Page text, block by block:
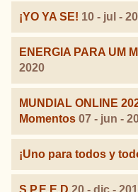
¡YO YA SE! 10 - jul -
ENERGIA PARA UM
2020
MUNDIAL ONLINE
Momentos 07 - jun -
¡Uno para todos y
S.P.E.E.D 20 - dic -